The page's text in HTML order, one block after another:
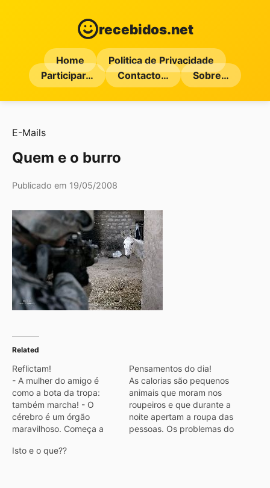
recebidos.net
Home
Politica de Privacidade
Participar…
Contacto… Sobre…
E-Mails
Quem e o burro
Publicado em 19/05/2008
Related
Reflictam!
- A mulher do amigo é
como a bota da tropa:
também marcha! - O
cérebro é um órgão
maravilhoso. Começa a
acordamos e só pára
Pensamentos do dia!
As calorias são pequenos
animais que moram nos
roupeiros e que durante a
noite apertam a roupa das
pessoas. Os problemas do
Isto e o que??